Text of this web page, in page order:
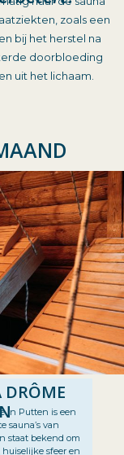
zoals een
bij het herstel na
doorbloeding
uit het lichaam.
DRÔME
in Putten is een
sauna’s van
staat bekend om
huiselijke sfeer en